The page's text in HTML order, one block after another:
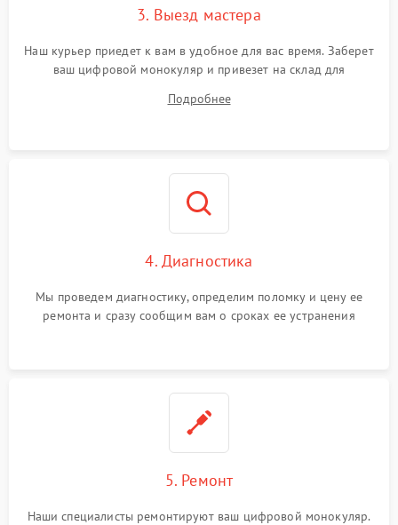
3. Выезд мастера
Наш курьер приедет к вам в удобное для вас время. Заберет
ваш цифровой монокуляр и привезет на склад для
Подробнее
4. Диагностика
Мы проведем диагностику, определим поломку и цену ее
ремонта и сразу сообщим вам о сроках ее устранения
5. Ремонт
Наши специалисты ремонтируют ваш цифровой монокуляр.